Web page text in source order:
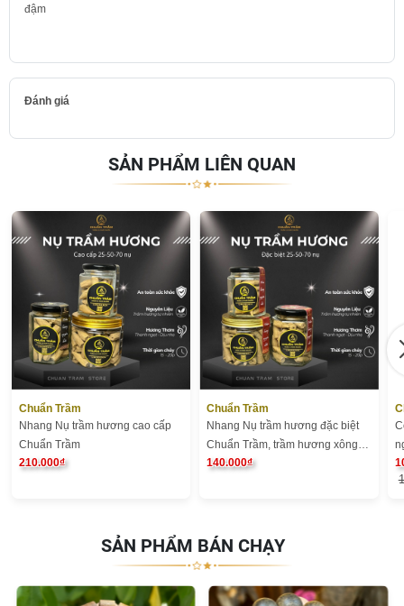
đậm
Đánh giá
SẢN PHẨM LIÊN QUAN
Chuẩn Trầm
Nhang Nụ trầm hương cao cấp
Chuẩn Trầm
210.000₫
Chuẩn Trầm
Nhang Nụ trầm hương đặc biệt
Chuẩn Trầm, trầm hương xông
nhà tự nhiên
140.000₫
SẢN PHẨM BÁN CHẠY